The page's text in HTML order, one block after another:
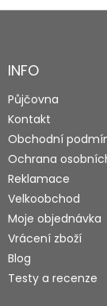
Z
aINFO
Půjčovna
Kontakt
Obchodní
Ochrana
Reklamace
Velkoobchod
Moje objednávka
Vrácení zboží
Blog
Testy a recenze